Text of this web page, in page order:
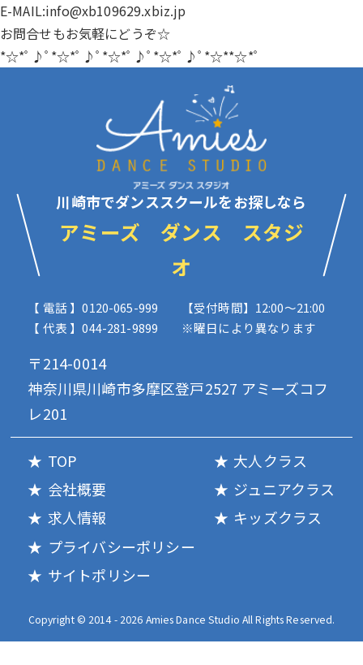
E-MAIL:info@xb109629.xbiz.jp
お問合せもお気軽にどうぞ☆
*☆*ﾟ♪ﾟ*☆*ﾟ♪ﾟ*☆*ﾟ♪ﾟ*☆*ﾟ♪ﾟ*☆**☆*ﾟ
川崎市でダンススクールをお探しなら
アミーズ ダンス スタジ
オ
【 電話 】0120-065-999
【 代表 】044-281-9899
【受付時間】12:00〜21:00
※曜日により異なります
〒214-0014
神奈川県川崎市多摩区登戸2527 アミーズコフ
レ201
TOP
会社概要
求人情報
大人クラス
ジュニアクラス
キッズクラス
プライバシーポリシー
サイトポリシー
Copyright © 2014 - 2026 Amies Dance Studio All Rights Reserved.